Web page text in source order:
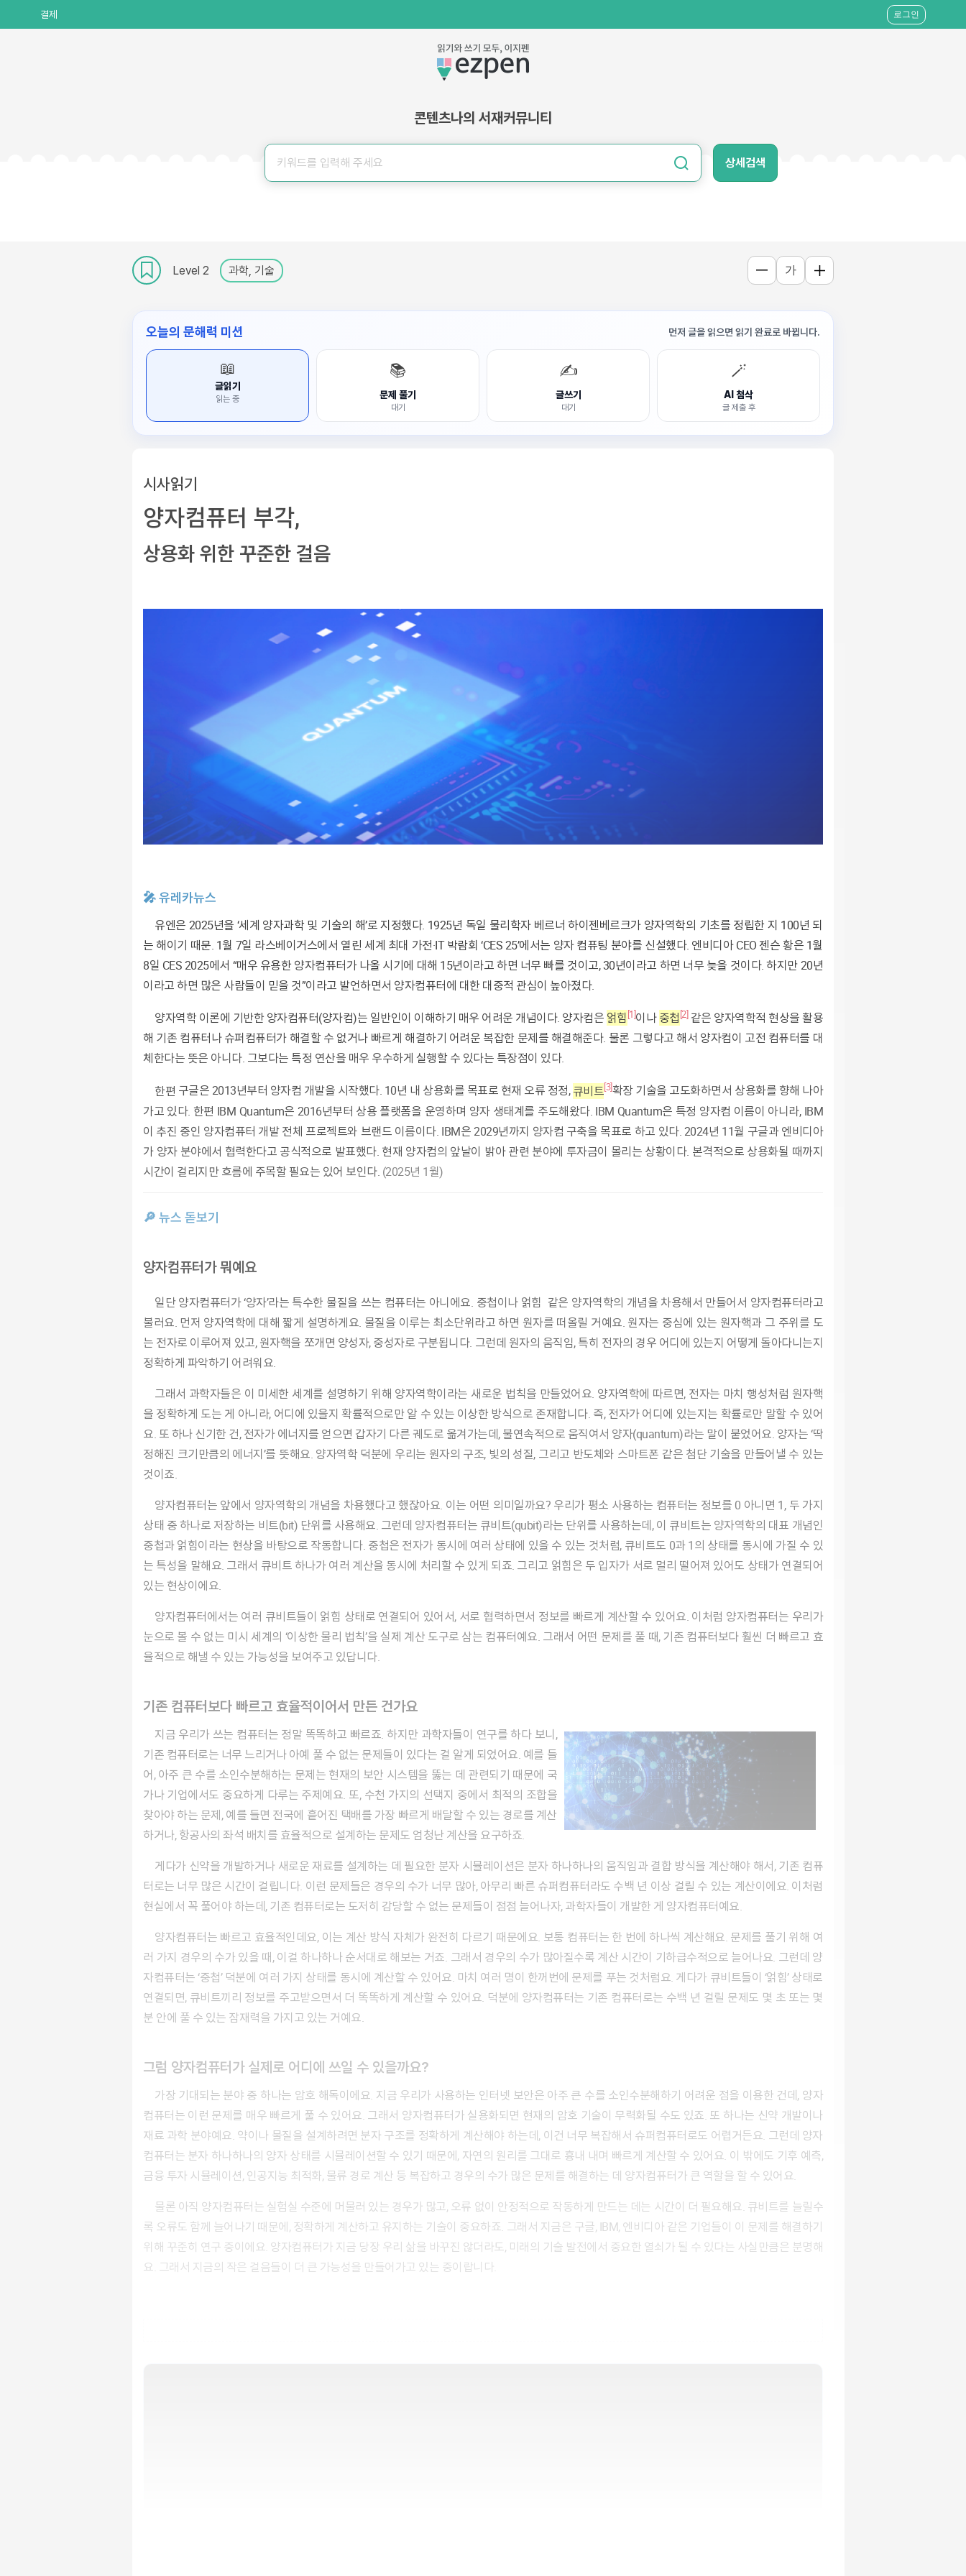
결제 로그인
콘텐츠나의 서재커뮤니티
상세검색
Level 2 과학, 기술 가
오늘의 문해력 미션 먼저 글을 읽으면 읽기 완료로 바뀝니다.
📖
글읽기
읽는 중
📚
문제 풀기
대기
✍️
글쓰기
대기
🪄
AI 첨삭
글 제출 후
시사읽기
양자컴퓨터 부각,
상용화 위한 꾸준한 걸음
🎤 유레카뉴스
유엔은 2025년을 ‘세계 양자과학 및 기술의 해’로 지정했다. 1925년 독일 물리학자 베르너 하이젠베르크가 양자역학의 기초를 정립한 지 100년 되
는 해이기 때문. 1월 7일 라스베이거스에서 열린 세계 최대 가전·IT 박람회 ‘CES 25’에서는 양자 컴퓨팅 분야를 신설했다. 엔비디아 CEO 젠슨 황은 1월
8일 CES 2025에서 “매우 유용한 양자컴퓨터가 나올 시기에 대해 15년이라고 하면 너무 빠를 것이고, 30년이라고 하면 너무 늦을 것이다. 하지만 20년
이라고 하면 많은 사람들이 믿을 것”이라고 발언하면서 양자컴퓨터에 대한 대중적 관심이 높아졌다.
양자역학 이론에 기반한 양자컴퓨터(양자컴)는 일반인이 이해하기 매우 어려운 개념이다. 양자컴은 얽힘[1]이나중첩[2]같은 양자역학적 현상을 활용
해 기존 컴퓨터나슈퍼컴퓨터가 해결할 수 없거나 빠르게 해결하기 어려운 복잡한 문제를 해결해준다. 물론 그렇다고 해서 양자컴이 고전 컴퓨터를 대
체한다는 뜻은 아니다. 그보다는 특정 연산을 매우 우수하게 실행할 수 있다는 특장점이 있다.
한편 구글은2013년부터 양자컴 개발을 시작했다. 10년 내 상용화를 목표로 현재 오류 정정, 큐비트[3]확장기술을 고도화하면서 상용화를 향해 나아
가고 있다. 한편 IBM Quantum은 2016년부터 상용 플랫폼을 운영하며 양자 생태계를 주도해왔다. IBM Quantum은 특정 양자컴 이름이 아니라, IBM
이 추진 중인 양자컴퓨터 개발 전체 프로젝트와 브랜드 이름이다. IBM은2029년까지 양자컴 구축을 목표로 하고 있다.2024년 11월 구글과엔비디아
가 양자 분야에서 협력한다고 공식적으로 발표했다. 현재 양자컴의 앞날이 밝아 관련 분야에 투자금이 몰리는 상황이다. 본격적으로 상용화될 때까지
시간이 걸리지만 흐름에 주목할 필요는 있어 보인다. (2025년 1월)
🔎 뉴스 돋보기
양자컴퓨터가 뭐예요
일단양자컴퓨터가‘양자’라는 특수한 물질을 쓰는 컴퓨터는 아니에요. 중첩이나 얽힘 같은 양자역학의 개념을 차용해서 만들어서 양자컴퓨터라고
불러요. 먼저 양자역학에 대해 짧게 설명하게요. 물질을 이루는 최소단위라고하면 원자를 떠올릴 거예요. 원자는 중심에 있는 원자핵과 그 주위를 도
는 전자로 이루어져 있고,원자핵을 쪼개면 양성자,중성자로 구분됩니 다. 그런데 원자의 움직임,특히 전자의 경우 어디에 있는지 어떻게 돌아다니는지
정확하게 파악하기 어려워요.
그래서 과학자들은 이 미세한 세계를 설명하기 위해 양자역학이라는 새로운 법칙을 만들었어요. 양자역학에 따르면, 전자는 마치 행성처럼 원자핵
을 정확하게 도는 게 아니라, 어디에 있을지 확률적으로만 알 수 있는 이상한 방식으로 존재합니다. 즉, 전자가 어디에 있는지는 확률로만 말할 수 있어
요. 또 하나 신기한 건, 전자가 에너지를 얻으면 갑자기 다른 궤도로 옮겨가는데,불연속적으로 움직여서 양자(quantum)라는 말이 붙었어요. 양자는 ‘딱
정해진 크기만큼의 에너지’를 뜻해요. 양자역학 덕분에 우리는 원자의 구조, 빛의 성질, 그리고 반도체와 스마트폰 같은 첨단 기술을 만들어 낼 수 있는
것이죠.
양자컴퓨터는 앞에서 양자역학의 개념을 차용했다고 했잖아요. 이는 어떤 의미일까요? 우리가 평소 사용하는 컴퓨터는 정보를 0 아니면 1, 두 가지
상태 중 하나로 저장하는 비트(bit) 단위를 사용해요. 그런데 양자컴퓨터는 큐비트(qubit)라는 단위를 사용하는데, 이 큐비트는 양자역학의 대표 개념인
중첩과 얽힘이라는 현상을 바탕으로 작동합니다. 중첩은 전자가 동시에 여러 상태에 있을 수 있는 것처럼, 큐비트도 0과 1의 상태를 동시에 가질 수 있
는 특성을 말해요. 그래서 큐비트 하나가 여러 계산을 동시에 처리할 수 있게 되죠. 그리고 얽힘은 두 입자가 서로 멀리 떨어져 있어도 상태가 연결되어
있는 현상이에요.
양자컴퓨터에서는 여러 큐비트들이 얽힘 상태로 연결되어 있어서, 서로 협력하면서 정보를 빠르게 계산할 수 있어요. 이처럼 양자컴퓨터는 우리가
눈으로 볼 수 없는 미시 세계의 ‘이상한 물리 법칙’을 실제 계산 도구로 삼는 컴퓨터예요. 그래서 어떤 문제를 풀 때, 기존 컴퓨터보다 훨씬 더 빠르고 효
율적으로 해낼 수 있는 가능성을 보여주고 있답니다.
기존 컴퓨터보다 빠르고 효율적이어서 만든 건가요
지금 우리가 쓰는 컴퓨터는 정말 똑똑하고 빠르죠. 하지만 과학자들이 연구를 하다 보니,
기존 컴퓨터로는 너무 느리거나 아예 풀 수 없는 문제들이 있다는 걸 알게 되었어요. 예를 들
어, 아주 큰 수를 소인수분해하는 문제는 현재의 보안 시스템을 뚫는 데 관련되기 때문에 국
가나 기업에서도 중요하게 다루는 주제예요. 또, 수천 가지의 선택지 중에서 최적의 조합을
찾아야 하는 문제, 예를 들면 전국에 흩어진 택배를 가장 빠르게 배달할 수 있는 경로를 계산
하거나, 항공사의 좌석 배치를 효율적으로 설계하는 문제도 엄청난 계산을 요구하죠.
게다가 신약을 개발하거나 새로운 재료를 설계하는 데 필요한 분자 시뮬레이션은 분자 하나하나의 움직임과 결합 방식을 계산해야 해서, 기존 컴퓨
터로는 너무 많은 시간이 걸립니다. 이런 문제들은 경우의 수가 너무 많아, 아무리 빠른 슈퍼컴퓨터라도 수백 년 이상 걸릴 수 있는 계산이에요. 이처럼
현실에서 꼭 풀어야 하는데, 기존 컴퓨터로는 도저히 감당할 수 없는 문제들이 점점 늘어나자, 과학자들이 개발한 게 양자컴퓨터예요.
양자컴퓨터는 빠르고 효율적인데요, 이는 계산 방식 자체가 완전히 다르기 때문에요. 보통 컴퓨터는 한 번에 하나씩 계산해요. 문제를 풀기 위해 여
러 가지 경우의 수가 있을 때, 이걸 하나하나 순서대로 해보는 거죠. 그래서 경우의 수가 많아질수록 계산 시간이 기하급수적으로 늘어나요. 그런데 양
자컴퓨터는 ‘중첩’ 덕분에 여러 가지 상태를 동시에 계산할 수 있어요. 마치 여러 명이 한꺼번에 문제를 푸는 것처럼요. 게다가 큐비트들이 ‘얽힘’ 상태로
연결되면, 큐비트끼리 정보를 주고받으면서 더 똑똑하게 계산할 수 있어요. 덕분에 양자컴퓨터는 기존 컴퓨터로는 수백 년 걸릴 문제도 몇 초 또는 몇
분 안에 풀 수 있는 잠재력을 가지고 있는 거예요.
그럼 양자컴퓨터가 실제로 어디에 쓰일 수 있을까요?
가장 기대되는 분야 중 하나는 암호 해독이에요. 지금 우리가 사용하는 인터넷 보안은 아주 큰 수를 소인수분해하기 어려운 점을 이용한 건데, 양자
컴퓨터는 이런 문제를 매우 빠르게 풀 수 있어요. 그래서 양자컴퓨터가 실용화되면 현재의 암호 기술이 무력화될 수도 있죠. 또 하나는 신약 개발이나
재료 과학 분야예요. 약이나 물질을 설계하려면 분자 구조를 정확하게 계산해야 하는데, 이건 너무 복잡해서 슈퍼컴퓨터로도 어렵거든요. 그런데 양자
컴퓨터는 분자 하나하나의 양자 상태를 시뮬레이션할 수 있기 때문에, 자연의 원리를 그대로 흉내 내며 빠르게 계산할 수 있어요. 이 밖에도 기후 예측,
금융 투자 시뮬레이션, 인공지능 최적화, 물류 경로 계산 등 복잡하고 경우의 수가 많은 문제를 해결하는 데 양자컴퓨터가 큰 역할을 할 수 있어요.
물론 아직 양자컴퓨터는 실험실 수준에 머물러 있는 경우가 많고, 오류 없이 안정적으로 작동하게 만드는 데는 시간이 더 필요해요. 큐비트를 늘릴수
록 오류도 함께 늘어나기 때문에, 정확하게 계산하고 유지하는 기술이 중요하죠. 그래서 지금은 구글, IBM, 엔비디아 같은 기업들이 이 문제를 해결하기
위해 꾸준히 연구 중이에요. 양자컴퓨터가 지금 당장 우리 삶을 바꾸진 않더라도, 미래의 기술 발전에서 중요한 열쇠가 될 수 있다는 사실만큼은 분명해
요. 그래서 지금의 작은 걸음들이 더 큰 가능성을 만들어가고 있는 중이랍니다.